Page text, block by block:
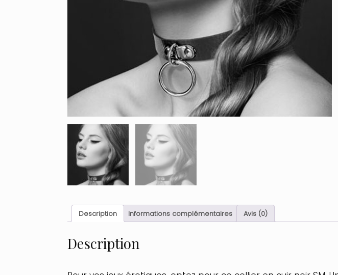
Description Informations complémentaires Avis (0)
Description